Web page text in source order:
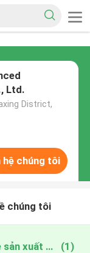
Ltd.
District,
hệ chúng tôi
chúng tôi
folding caravan container house sản xuất trực tuyến (1)